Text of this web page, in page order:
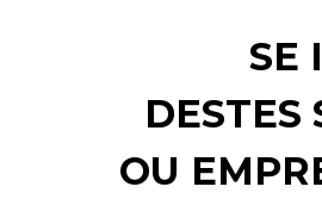
SE
DESTES
OU